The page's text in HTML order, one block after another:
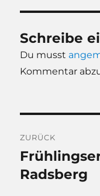
Schreibe
Du musst
Kommentar
ZURÜCK
Vorheriger
Beitrag:
Radsberg